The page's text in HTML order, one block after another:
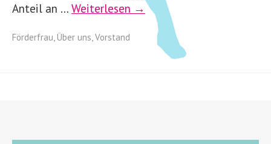
Anteil an … Weiterlesen →
Förderfrau, Über uns,Vorstand